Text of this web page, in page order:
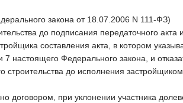
закона от 18.07.2006 N 111-ФЗ)
до подписания передаточного
составления акта, в котором
7 настоящего Федерального закона, и
строительства до исполнения
договором, при уклонении участника